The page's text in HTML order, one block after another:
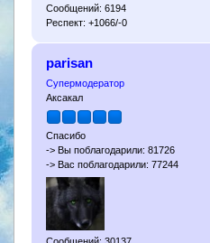
Сообщений: 6194
Респект: +1066/-0
parisan
Супермодератор
Аксакал
Спасибо
-> Вы поблагодарили: 81726
-> Вас поблагодарили: 77244